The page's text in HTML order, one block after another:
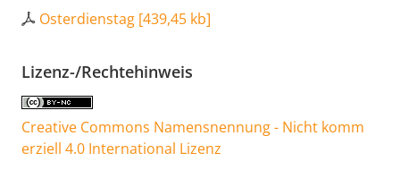
Osterdienstag [439,45 kb]
Lizenz-/Rechtehinweis
Creative Commons Namensnennung - Nicht komm
erziell 4.0 International Lizenz